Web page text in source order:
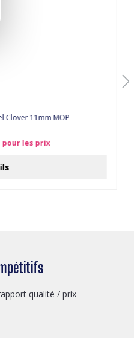
Clover 11mm MOP
pour les prix
qualité / prix